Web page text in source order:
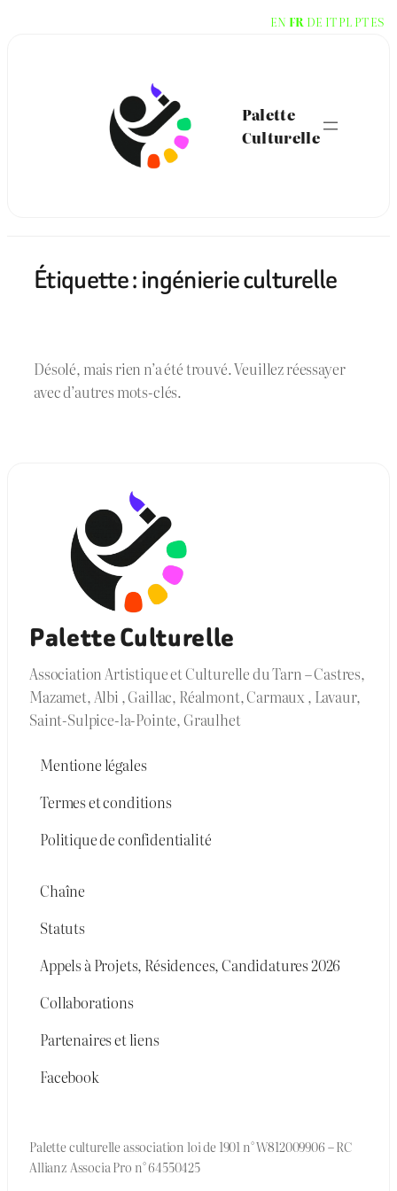
Palette
Culturelle
Étiquette :ingénierie culturelle
Désolé, mais rien n’a été trouvé. Veuillez réessayer
avec d’autres mots-clés.
Palette Culturelle
Association Artistique et Culturelle du Tarn – Castres,
Mazamet, Albi , Gaillac, Réalmont, Carmaux , Lavaur,
Saint-Sulpice-la-Pointe, Graulhet
Mentione légales
Termes et conditions
Politique de confidentialité
Chaîne
Statuts
Appels à Projets, Résidences, Candidatures 2026
Collaborations
Partenaires et liens
Facebook
Palette culturelle association loi de 1901 n° W812009906 – RC
Allianz Associa Pro n° 64550425
EN FR DE ITPL PTES